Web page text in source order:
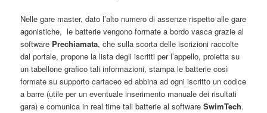
Nelle gare master, dato l’alto numero di assenze rispetto alle gare
agonistiche, le batterie vengono formate a bordo vasca grazie al
software Prechiamata, che sulla scorta delle iscrizioni raccolte
dal portale, propone la lista degli iscritti per l’appello, proietta su
un tabellone grafico tali informazioni, stampa le batterie così
formate su supporto cartaceo ed abbina ad ogni iscritto un codice
a barre (utile per un eventuale inserimento manuale dei risultati
gara) e comunica in real time tali batterie al software SwimTech.